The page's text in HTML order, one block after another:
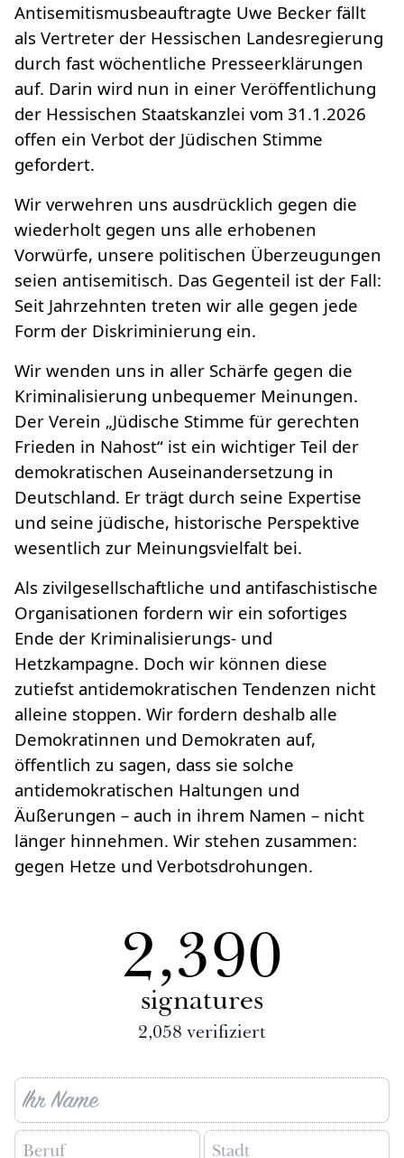
Antisemitismusbeauftragte Uwe Becker fällt
als Vertreter der Hessischen Landesregierung
durch fast wöchentliche Presseerklärungen
auf. Darin wird nun in einer Veröffentlichung
der Hessischen Staatskanzlei vom 31.1.2026
offen ein Verbot der Jüdischen Stimme
gefordert.
Wir verwehren uns ausdrücklich gegen die
wiederholt gegen uns alle erhobenen
Vorwürfe, unsere politischen Überzeugungen
seien antisemitisch. Das Gegenteil ist der Fall:
Seit Jahrzehnten treten wir alle gegen jede
Form der Diskriminierung ein.
Wir wenden uns in aller Schärfe gegen die
Kriminalisierung unbequemer Meinungen.
Der Verein „Jüdische Stimme für gerechten
Frieden in Nahost“ ist ein wichtiger Teil der
demokratischen Auseinandersetzung in
Deutschland. Er trägt durch seine Expertise
und seine jüdische, historische Perspektive
wesentlich zur Meinungsvielfalt bei.
Als zivilgesellschaftliche und antifaschistische
Organisationen fordern wir ein sofortiges
Ende der Kriminalisierungs- und
Hetzkampagne. Doch wir können diese
zutiefst antidemokratischen Tendenzen nicht
alleine stoppen. Wir fordern deshalb alle
Demokratinnen und Demokraten auf,
öffentlich zu sagen, dass sie solche
antidemokratischen Haltungen und
Äußerungen – auch in ihrem Namen – nicht
länger hinnehmen. Wir stehen zusammen:
gegen Hetze und Verbotsdrohungen.
2,390
signatures
2,058 verifiziert